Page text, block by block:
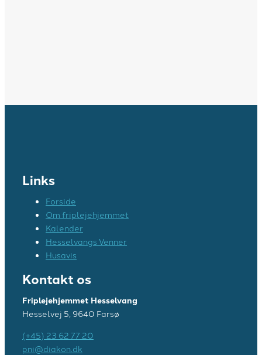
Links
Forside
Om friplejehjemmet
Kalender
Hesselvangs Venner
Husavis
Kontakt os
Friplejehjemmet Hesselvang
Hesselvej 5, 9640 Farsø
(+45) 23 62 77 20
pni@diakon.dk